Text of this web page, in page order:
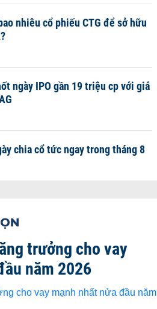
nhiêu cổ phiếu CTG để sở hữu
ngày IPO gần 19 triệu cp với giá
chia cổ tức ngay trong tháng 8
trưởng cho vay
năm 2026